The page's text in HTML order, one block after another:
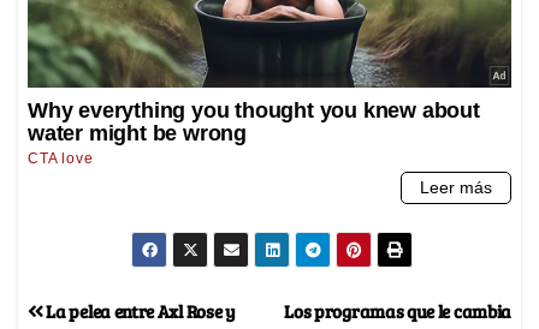
Los programas que le cambia
La pelea entre Axl Rose y